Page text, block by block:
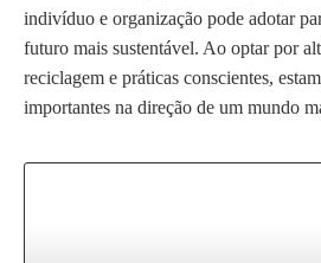
indivíduo e organização pode adotar
futuro mais sustentável. Ao optar por
reciclagem e práticas conscientes,
importantes na direção de um mundo